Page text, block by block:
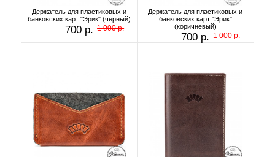
Держатель для пластиковых и
банковских карт "Эрик" (черный)
700 р. 1 000 р.
Держатель для пластиковых и
банковских карт "Эрик"
(коричневый)
700 р. 1 000 р.